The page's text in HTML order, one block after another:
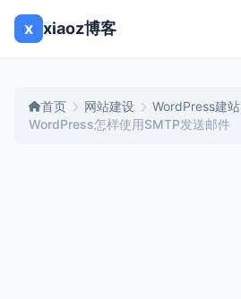
x xiaoz博客
首页 网站建设
WordPress建站
WordPress怎样使用SMTP发送邮件